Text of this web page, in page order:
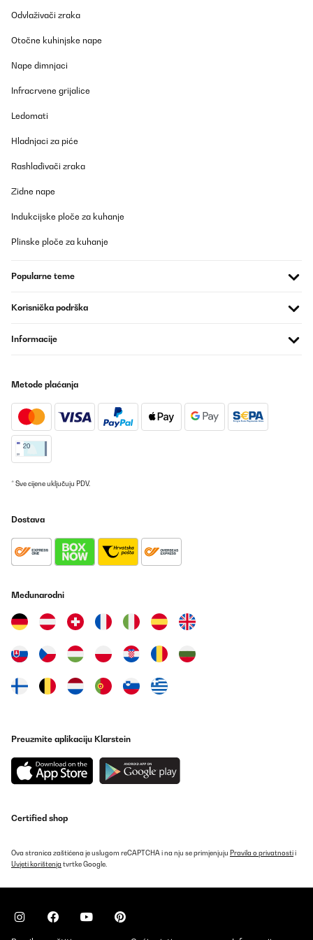
Odvlaživači zraka
Otočne kuhinjske nape
Nape dimnjaci
Infracrvene grijalice
Ledomati
Hladnjaci za piće
Rashlađivači zraka
Zidne nape
Indukcijske ploče za kuhanje
Plinske ploče za kuhanje
Popularne teme
Korisnička podrška
Informacije
Metode plaćanja
* Sve cijene uključuju PDV.
Dostava
Međunarodni
Preuzmite aplikaciju Klarstein
Certified shop
Ova stranica zaštićena je uslugom reCAPTCHA i na nju se primjenjuju Pravila o privatnostii
Uvjeti korištenja tvrtke Google.